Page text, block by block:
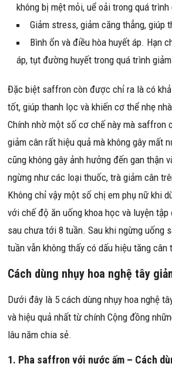
không bị mệt mỏi, uể oải trong quá trình
Giảm stress, giảm căng thẳng, giúp
Bình ổn và điều hòa huyết áp. Hạn
áp, tụt đường huyết trong quá trình
Đặc biệt saffron còn được chỉ ra là có
tốt, giúp thanh lọc và khiến cơ thể nhẹ
Chính nhờ một số cơ chế này mà saffron
giảm cân rất hiệu quả mà không gây mất
cũng không gây ảnh hưởng đến gan thận
ngừng như các loại thuốc, trà giảm cân
Không chỉ vậy một số chị em phụ nữ khi
với chế độ ăn uống khoa học và luyện
sau chưa tới 8 tuần. Sau khi ngừng uống
tuần vẫn không thấy có dấu hiệu tăng cân
Cách dùng nhụy hoa nghệ tây
Dưới đây là 5 cách dùng nhụy hoa nghệ
và hiệu quả nhất từ chính Cộng đồng
lâu năm chia sẻ.
1. Pha saffron với nước ấm – Cách